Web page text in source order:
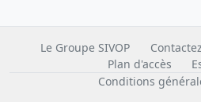
Le Groupe SIVOP
Plan d'accès
Conditions